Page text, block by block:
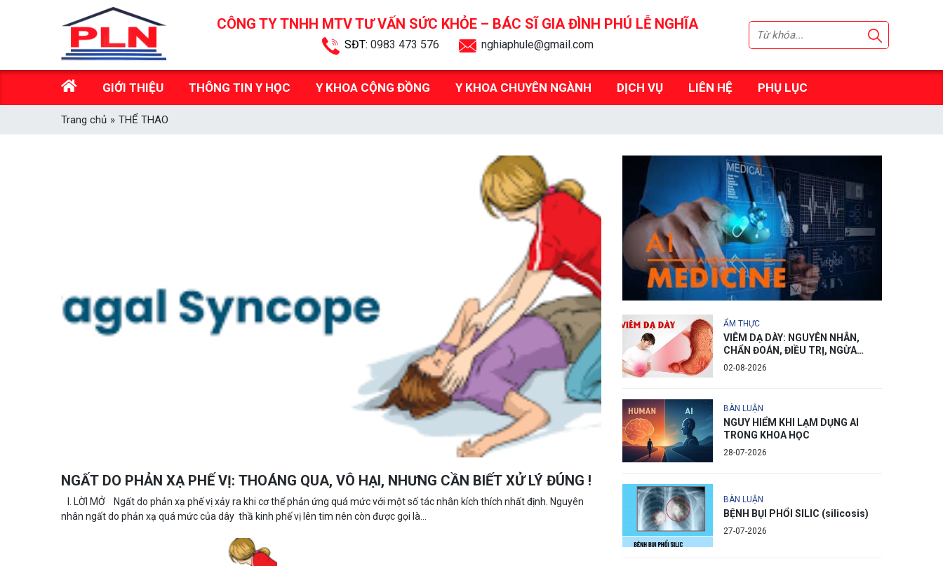
CÔNG TY TNHH MTV TƯ VẤN SỨC KHỎE – BÁC SĨ GIA ĐÌNH PHÚ LỄ NGHĨA
SĐT: 0983 473 576 nghiaphule@gmail.com
GIỚI THIỆU THÔNG TIN Y HỌC Y KHOA CỘNG ĐỒNG Y KHOA CHUYÊN NGÀNH DỊCH VỤ LIÊN HỆ PHỤ LỤC
Trang chủ » THỂ THAO
NGẤT DO PHẢN XẠ PHẾ VỊ: THOÁNG QUA, VÔ HẠI, NHƯNG CẦN BIẾT XỬ LÝ ĐÚNG !
I. LỜI MỞ Ngất do phản xạ phế vị xảy ra khi cơ thể phản ứng quá mức với một số tác nhân kích thích nhất định. Nguyên
nhân ngất do phản xạ quá mức của dây thầ kinh phế vị lên tim nên còn được gọi là...
ẨM THỰC
VIÊM DẠ DÀY: NGUYÊN NHÂN,
CHẨN ĐOÁN, ĐIỀU TRỊ, NGỪA
PHÒNG
02-08-2026
BÀN LUẬN
NGUY HIỂM KHI LẠM DỤNG AI
TRONG KHOA HỌC
28-07-2026
BÀN LUẬN
BỆNH BỤI PHỔI SILIC (silicosis)
27-07-2026